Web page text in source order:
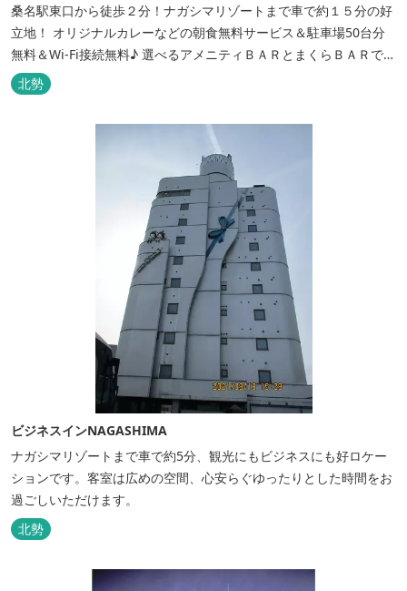
桑名駅東口から徒歩２分！ナガシマリゾートまで車で約１５分の好
立地！ オリジナルカレーなどの朝食無料サービス＆駐車場50台分
無料＆Wi-Fi接続無料♪ 選べるアメニティＢＡＲとまくらＢＡＲで快
適な滞在をサポート！
北勢
ビジネスインNAGASHIMA
ナガシマリゾートまで車で約5分、観光にもビジネスにも好ロケー
ションです。客室は広めの空間、心安らぐゆったりとした時間をお
過ごしいただけます。
北勢